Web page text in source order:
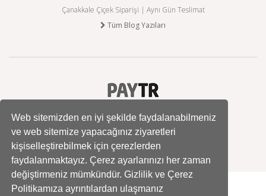
Web sitemizden en iyi şekilde faydalanabilmeniz
ve web sitemize yapacağınız ziyaretleri
kişiselleştirebilmek için çerezlerden
faydalanmaktayız. Çerez ayarlarınızı her zaman
değiştirmeniz mümkündür. Gizlilik ve Çerez
Politikamıza ayrıntılardan ulaşmanız
Çanakkale Çiçek Siparişi | Aynı Gün Teslimat
Tüm Blog Yazıları